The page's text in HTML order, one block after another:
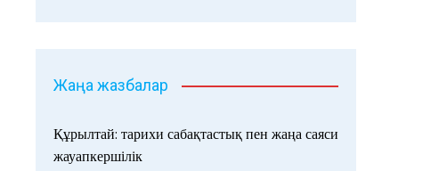
Жаңа жазбалар
Құрылтай: тарихи сабақтастық пен жаңа саяси
жауапкершілік